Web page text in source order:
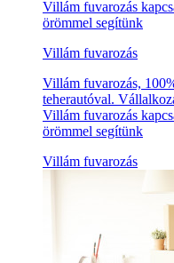
Villám fuvarozás
örömmel segítünk
Villám fuvarozás
Villám fuvarozás,
teherautóval.
Villám fuvarozás
örömmel segítünk
Villám fuvarozás